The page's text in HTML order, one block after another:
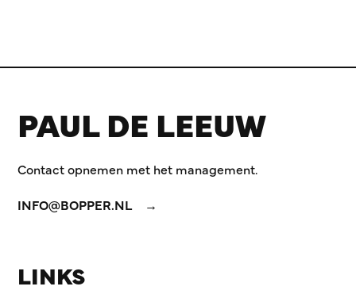
PAUL DE LEEUW
Contact opnemen met het management.
INFO@BOPPER.NL
LINKS